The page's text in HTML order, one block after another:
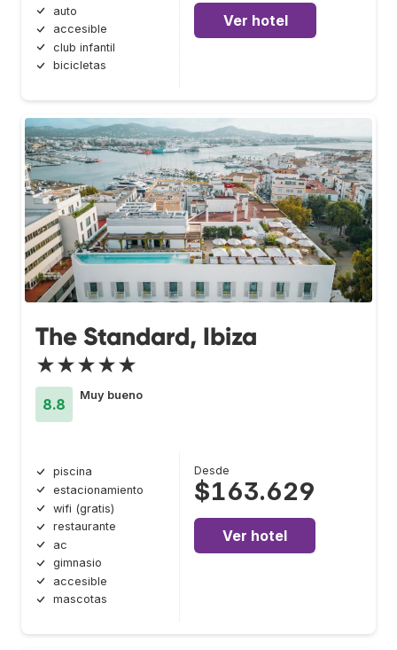
auto
accesible
club infantil
bicicletas
Ver hotel
The Standard, Ibiza
★★★★★
8.8
Muy bueno
piscina
estacionamiento
wifi (gratis)
restaurante
ac
gimnasio
accesible
mascotas
Desde
$163.629
Ver hotel